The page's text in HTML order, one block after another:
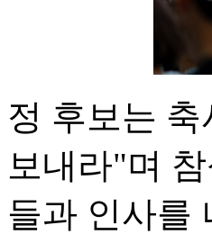
정 후보는
보내라"며
들과 인사를